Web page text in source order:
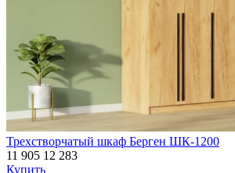
Трехстворчатый шкаф Берген ШК-1200
11 905 12 283
Купить